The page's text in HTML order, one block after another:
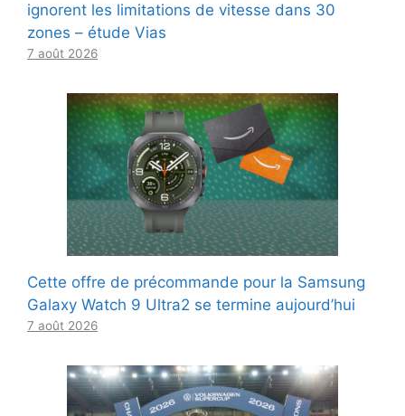
ignorent les limitations de vitesse dans 30
zones – étude Vias
7 août 2026
Cette offre de précommande pour la Samsung
Galaxy Watch 9 Ultra2 se termine aujourd’hui
7 août 2026